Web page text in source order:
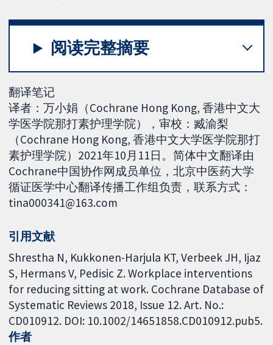
阅读完整摘要
翻译笔记
译者：万小娟（Cochrane Hong Kong, 香港中文大
学医学院那打素护理学院），审校：臧渝梨
（Cochrane Hong Kong, 香港中文大学医学院那打
素护理学院）2021年10月11日。简体中文翻译由
Cochrane中国协作网成员单位，北京中医药大学
循证医学中心翻译传播工作组负责，联系方式：
tina000341@163.com
引用文献
Shrestha N, Kukkonen-Harjula KT, Verbeek JH, Ijaz
S, Hermans V, Pedisic Z. Workplace interventions
for reducing sitting at work. Cochrane Database of
Systematic Reviews 2018, Issue 12. Art. No.:
CD010912. DOI: 10.1002/14651858.CD010912.pub5.
作者